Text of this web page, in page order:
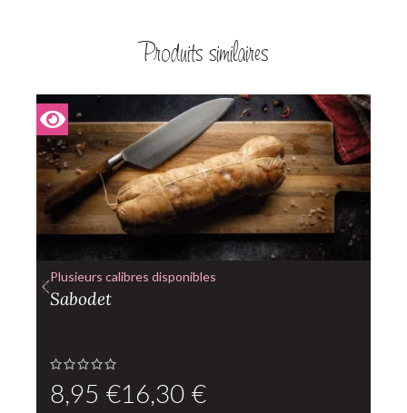
Produits similaires
Plusieurs calibres disponibles
Sabodet
€ €